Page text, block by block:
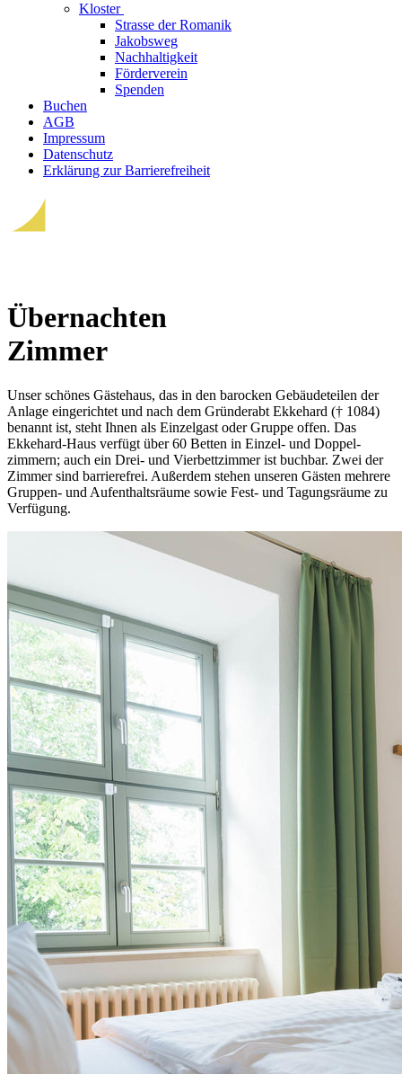
Kloster
Strasse der Romanik
Jakobsweg
Nachhaltigkeit
Förderverein
Spenden
Buchen
AGB
Impressum
Datenschutz
Erklärung zur Barrierefreiheit
Übernachten
Zimmer
Unser schönes Gästehaus, das in den barocken Gebäude­teilen der
Anlage eingerichtet und nach dem Gründerabt Ekkehard († 1084)
benannt ist, steht Ihnen als Einzelgast oder Gruppe offen. Das
Ekkehard-­Haus verfügt über 60 Betten in Einzel- und Doppel­
zimmern; auch ein Drei- und Vierbett­zimmer ist buchbar. Zwei der
Zimmer sind barriere­frei. Außerdem stehen unseren Gästen mehrere
Gruppen- und Auf­enthalts­räume sowie Fest- und Tagungs­räume zu
Verfügung.